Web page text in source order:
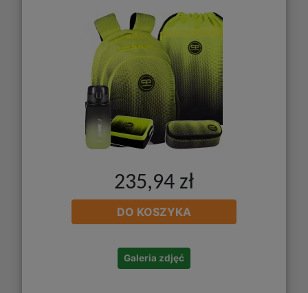
235,94 zł
DO KOSZYKA
Galeria zdjęć